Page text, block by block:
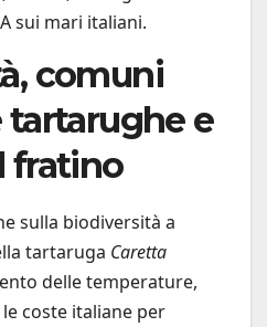
sui mari italiani.
comuni
e
fratino
sulla biodiversità a
tartaruga Caretta
delle temperature,
coste italiane per